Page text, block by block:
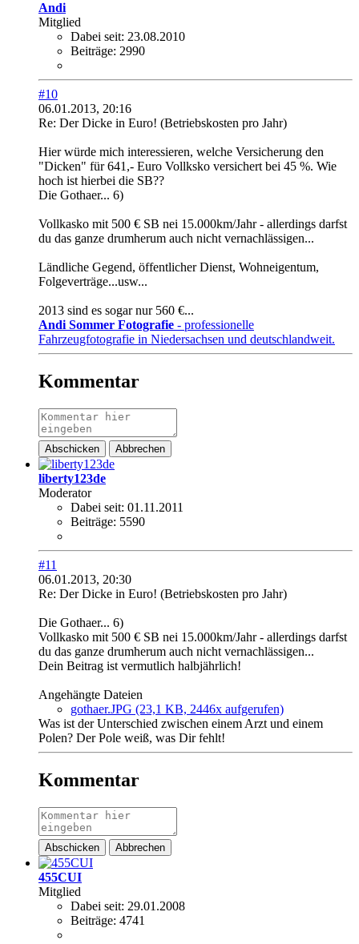
Andi
Mitglied
Dabei seit: 23.08.2010
Beiträge: 2990
#10
06.01.2013, 20:16
Re: Der Dicke in Euro! (Betriebskosten pro Jahr)
Hier würde mich interessieren, welche Versicherung den
"Dicken" für 641,- Euro Vollksko versichert bei 45 %. Wie
hoch ist hierbei die SB??
Die Gothaer... 6)
Vollkasko mit 500 € SB nei 15.000km/Jahr - allerdings darfst
du das ganze drumherum auch nicht vernachlässigen...
Ländliche Gegend, öffentlicher Dienst, Wohneigentum,
Folgeverträge...usw...
2013 sind es sogar nur 560 €...
Andi Sommer Fotografie - professionelle
Fahrzeugfotografie in Niedersachsen und deutschlandweit.
Kommentar
Abschicken Abbrechen
liberty123de
Moderator
Dabei seit: 01.11.2011
Beiträge: 5590
#11
06.01.2013, 20:30
Re: Der Dicke in Euro! (Betriebskosten pro Jahr)
Die Gothaer... 6)
Vollkasko mit 500 € SB nei 15.000km/Jahr - allerdings darfst
du das ganze drumherum auch nicht vernachlässigen...
Dein Beitrag ist vermutlich halbjährlich!
Angehängte Dateien
gothaer.JPG (23,1 KB, 2446x aufgerufen)
Was ist der Unterschied zwischen einem Arzt und einem
Polen? Der Pole weiß, was Dir fehlt!
Kommentar
Abschicken Abbrechen
455CUI
Mitglied
Dabei seit: 29.01.2008
Beiträge: 4741